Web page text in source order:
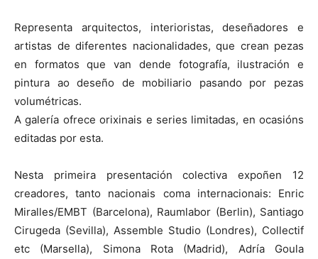
Representa arquitectos, interioristas, deseñadores e
artistas de diferentes nacionalidades, que crean pezas
en formatos que van dende fotografía, ilustración e
pintura ao deseño de mobiliario pasando por pezas
volumétricas.
A galería ofrece orixinais e series limitadas, en ocasións
editadas por esta.
Nesta primeira presentación colectiva expoñen 12
creadores, tanto nacionais coma internacionais: Enric
Miralles/EMBT (Barcelona), Raumlabor (Berlin), Santiago
Cirugeda (Sevilla), Assemble Studio (Londres), Collectif
etc (Marsella), Simona Rota (Madrid), Adría Goula